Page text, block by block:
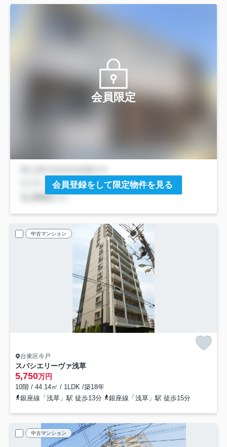
会員限定
会員登録をして限定物件を見る
中古マンション
台東区今戸
スパシエリーヴァ浅草
5,750万円
10階 / 44.14㎡ / 1LDK /築18年
銀座線「浅草」駅 徒歩13分
銀座線「浅草」駅 徒歩15分
中古マンション